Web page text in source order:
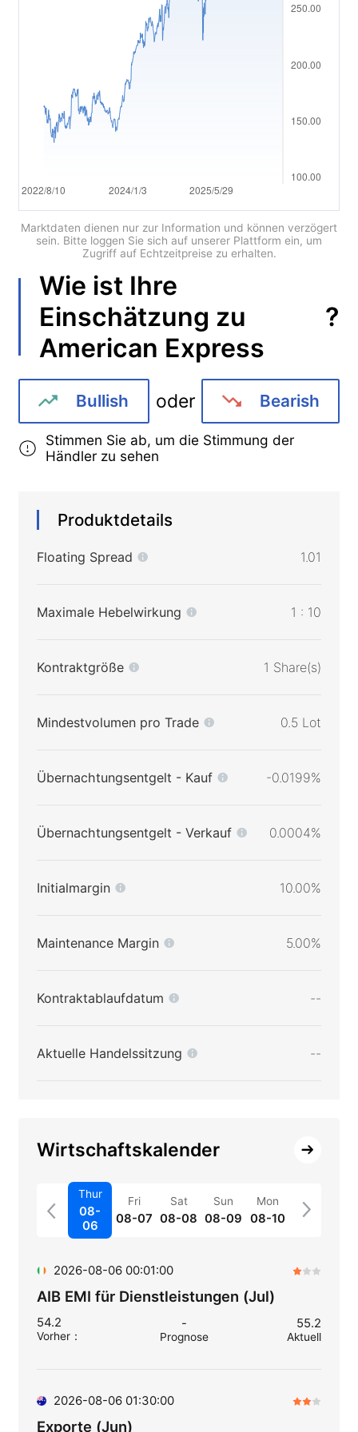
Tiếng việt
Bahasa Indonesia
Bahasa Melayu
Marktdaten dienen nur zur Information und können verzögert
sein. Bitte loggen Sie sich auf unserer Plattform ein, um
Zugriff auf Echtzeitpreise zu erhalten.
Wie ist Ihre
Einschätzung zu
American Express
?
Bullish oder Bearish
Stimmen Sie ab, um die Stimmung der
Händler zu sehen
Produktdetails
Floating Spread 1.01
Maximale Hebelwirkung 1 : 10
Kontraktgröße 1 Share(s)
Mindestvolumen pro Trade 0.5 Lot
Übernachtungsentgelt - Kauf -0.0199%
Übernachtungsentgelt - Verkauf 0.0004%
Initialmargin 10.00%
Maintenance Margin 5.00%
Kontraktablaufdatum --
Aktuelle Handelssitzung --
Wirtschaftskalender
Thur
08-
06
Fri
08-07
Sat
08-08
Sun
08-09
Mon
08-10
2026-08-06 00:01:00
AIB EMI für Dienstleistungen (Jul)
54.2
Vorher：
-
Prognose
55.2
Aktuell
2026-08-06 01:30:00
Exporte (Jun)